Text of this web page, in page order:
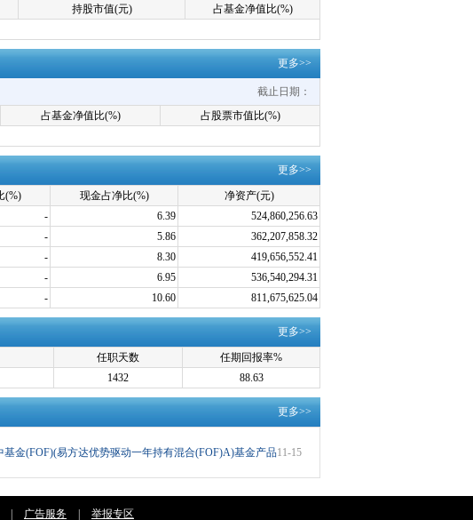
持股市值(元)
占基金净值比(%)
更多>>
截止日期：
占基金净值比(%)
占股票市值比(%)
更多>>
(%) 现金占净比(%)
净资产(元)
- 6.39
524,860,256.63
- 5.86
362,207,858.32
- 8.30
419,656,552.41
- 6.95
536,540,294.31
- 10.60 811,675,625.04
更多>>
任职天数
任期回报率%
1432 88.63
更多>>
11-15
金(FOF)(易方达优势驱动一年持有混合(FOF)A)基金产品
广告服务 举报专区